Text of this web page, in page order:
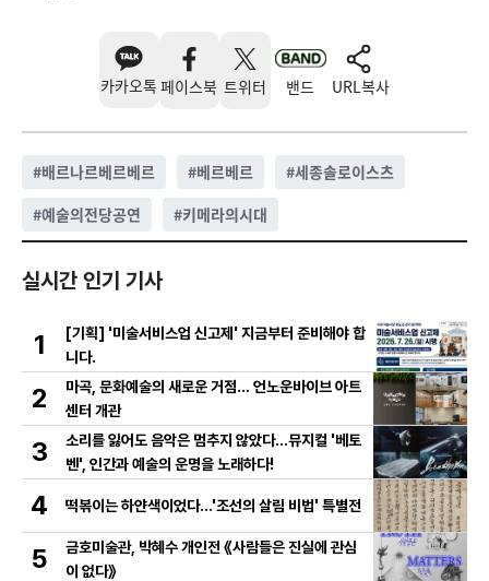
카카오톡 페이스북 트위터 밴드 URL복사
#배르나르베르베르 #베르베르 #세종솔로이스츠
#예술의전당공연 #키메라의시대
실시간 인기 기사
1
[기획] '미술서비스업 신고제' 지금부터 준비해야 합
니다.
2
마곡, 문화예술의 새로운 거점… 언노운바이브 아트
센터 개관
3
소리를 잃어도 음악은 멈추지 않았다…뮤지컬 '베토
벤', 인간과 예술의 운명을 노래하다!
4 떡볶이는 하얀색이었다...'조선의 살림 비법' 특별전
5
금호미술관, 박혜수 개인전 《사람들은 진실에 관심
이 없다》